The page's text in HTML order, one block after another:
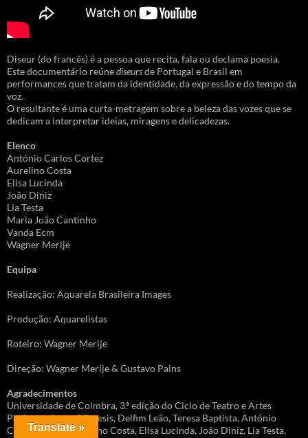
Diseur (do francês) é a pessoa que recita, fala ou declama poesia.
Este documentário reúnediseursde Portugal e Brasil em
performances que tratam da identidade, da expressão e do tempo da
voz.
O resultante é uma curta-metragem sobre a beleza das vozes que se
dedicam a interpretar ideias, miragens e delicadezas.
Elenco
António Carlos Cortez
Aurelino Costa
Elisa Lucinda
João Diniz
Lia Testa
Maria João Cantinho
Vanda Ecm
Wagner Merije
Equipa
Realização: Aquarela Brasileira Images
Produção: Aquarelistas
Roteiro: Wagner Merije
Direção: Wagner Merije & Gustavo Pains
Agradecimentos
Universidade de Coimbra, 3.ª edição do Ciclo de Teatro e Artes
Performativas – Mimesis, Delfim Leão, Teresa Baptista, António
Carlos Cortez, Aurelino Costa, Elisa Lucinda, João Diniz, Lia Testa,
Translate »